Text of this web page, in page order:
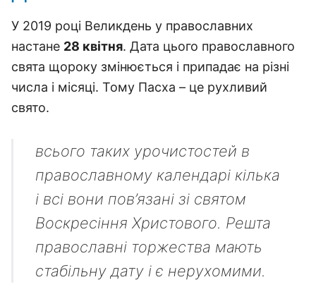
У 2019 році Великдень у православних
настане 28 квітня. Дата цього православного
свята щороку змінюється і припадає на різні
числа і місяці. Тому Пасха – це рухливий
свято.
всього таких урочистостей в
православному календарі кілька
і всі вони пов’язані зі святом
Воскресіння Христового. Решта
православні торжества мають
стабільну дату і є нерухомими.